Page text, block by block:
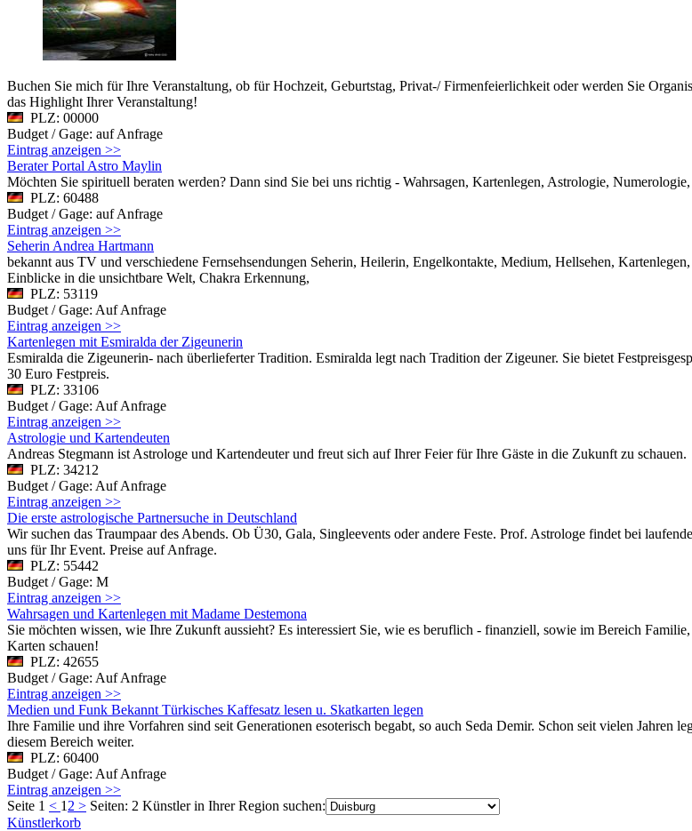
Buchen Sie mich für Ihre Veranstaltung, ob für Hochzeit, Geburtstag, Privat-/ Firmenfeierlichkeit oder werden Sie
das Highlight Ihrer Veranstaltung!
PLZ: 00000
Budget / Gage: auf Anfrage
Eintrag anzeigen >>
Berater Portal Astro Maylin
Möchten Sie spirituell beraten werden? Dann sind Sie bei uns richtig - Wahrsagen, Kartenlegen, Astrologie,
PLZ: 60488
Budget / Gage: auf Anfrage
Eintrag anzeigen >>
Seherin Andrea Hartmann
bekannt aus TV und verschiedene Fernsehsendungen Seherin, Heilerin, Engelkontakte, Medium, Hellsehen,
Einblicke in die unsichtbare Welt, Chakra Erkennung,
PLZ: 53119
Budget / Gage: Auf Anfrage
Eintrag anzeigen >>
Kartenlegen mit Esmiralda der Zigeunerin
Esmiralda die Zigeunerin- nach überlieferter Tradition. Esmiralda legt nach Tradition der Zigeuner. Sie bietet
30 Euro Festpreis.
PLZ: 33106
Budget / Gage: Auf Anfrage
Eintrag anzeigen >>
Astrologie und Kartendeuten
Andreas Stegmann ist Astrologe und Kartendeuter und freut sich auf Ihrer Feier für Ihre Gäste in die Zukunft zu schauen.
PLZ: 34212
Budget / Gage: Auf Anfrage
Eintrag anzeigen >>
Die erste astrologische Partnersuche in Deutschland
Wir suchen das Traumpaar des Abends. Ob Ü30, Gala, Singleevents oder andere Feste. Prof. Astrologe findet bei
uns für Ihr Event. Preise auf Anfrage.
PLZ: 55442
Budget / Gage: M
Eintrag anzeigen >>
Wahrsagen und Kartenlegen mit Madame Destemona
Sie möchten wissen, wie Ihre Zukunft aussieht? Es interessiert Sie, wie es beruflich - finanziell, sowie im Bereich
Karten schauen!
PLZ: 42655
Budget / Gage: Auf Anfrage
Eintrag anzeigen >>
Medien und Funk Bekannt Türkisches Kaffesatz lesen u. Skatkarten legen
Ihre Familie und ihre Vorfahren sind seit Generationen esoterisch begabt, so auch Seda Demir. Schon seit vielen Jahren
diesem Bereich weiter.
PLZ: 60400
Budget / Gage: Auf Anfrage
Eintrag anzeigen >>
Seite 1 < 1 2 > Seiten: 2 Künstler in Ihrer Region suchen:
Künstlerkorb